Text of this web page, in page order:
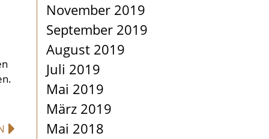
November 2019
September 2019
August 2019
Juli 2019
Mai 2019
März 2019
Mai 2018